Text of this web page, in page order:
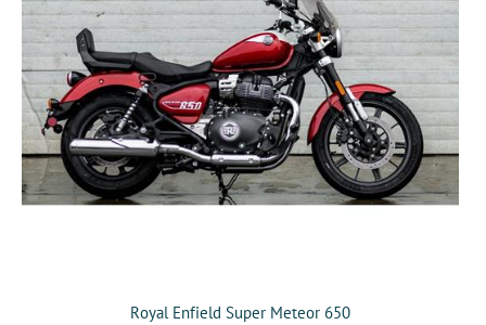
Royal Enfield Super Meteor 650